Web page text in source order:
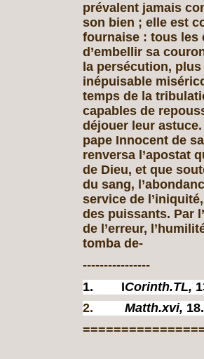
prévalent jamais
son bien ; elle est
fournaise : tous les
d’embellir sa
la persécution,
inépuisable
temps de la
capables de
déjouer leur
pape Innocent de
renversa l’apostat
de Dieu, et que
du sang,
service de
des puissants. Par
de l’erreur,
tomba de-
----------------
1.
ICorinth.TL,
2.
Matth.xvi, 18.